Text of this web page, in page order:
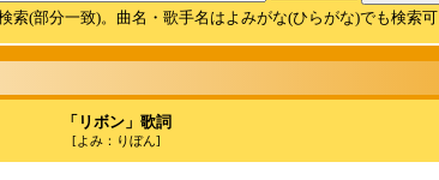
索(部分一致)。曲名・歌手名はよみがな(ひらがな)でも検索
「リボン」歌詞
[よみ：りぼん]